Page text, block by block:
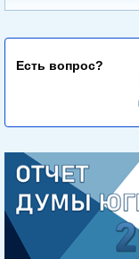
Есть вопрос?